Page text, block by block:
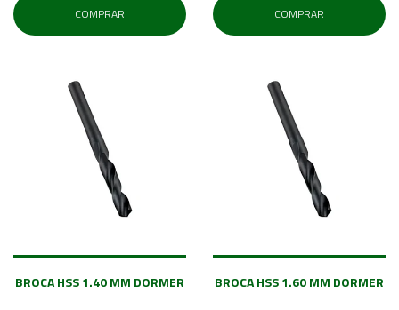
COMPRAR COMPRAR
BROCA HSS 1.40 MM DORMER BROCA HSS 1.60 MM DORMER